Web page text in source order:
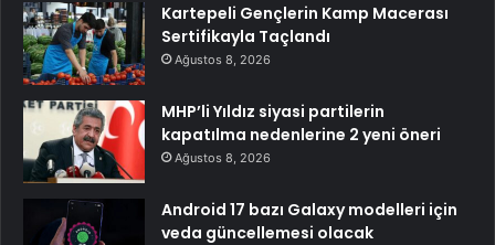
Kartepeli Gençlerin Kamp Macerası
Sertifikayla Taçlandı
Ağustos 8, 2026
MHP’li Yıldız siyasi partilerin
kapatılma nedenlerine 2 yeni öneri
Ağustos 8, 2026
Android 17 bazı Galaxy modelleri için
veda güncellemesi olacak